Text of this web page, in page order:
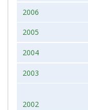
2006
2005
2004
2003
2002